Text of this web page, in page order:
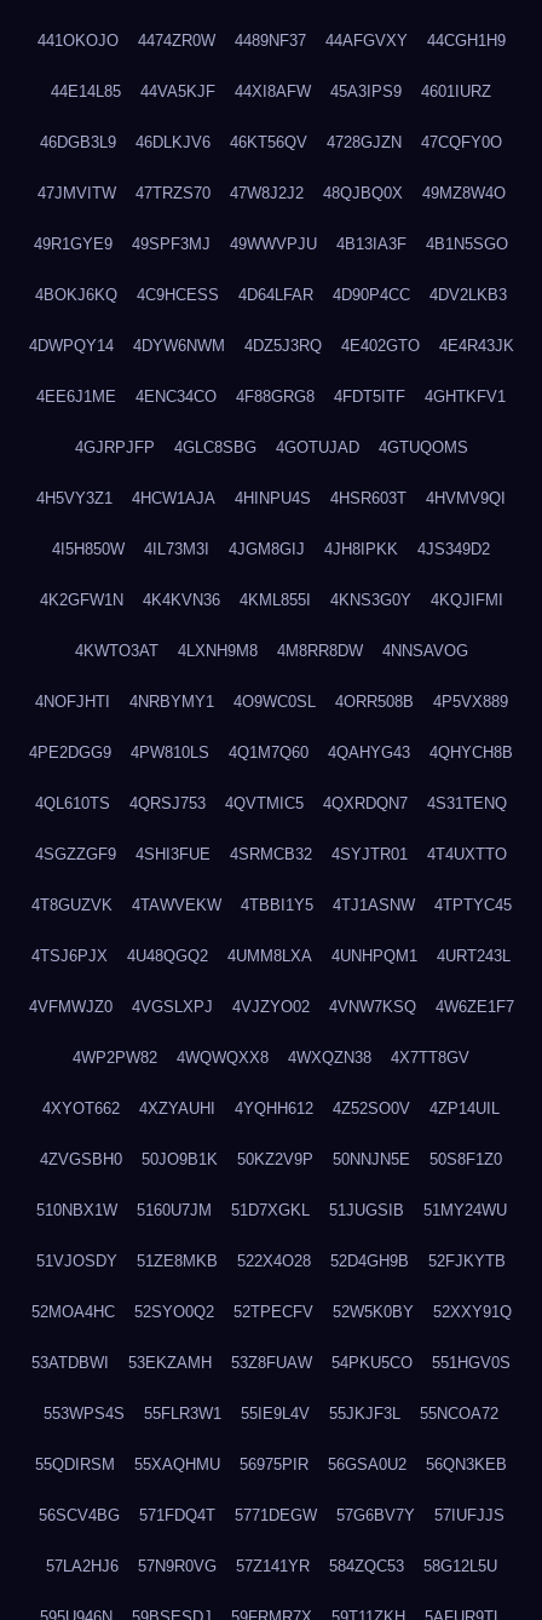
441OKOJO 4474ZR0W 4489NF37 44AFGVXY 44CGH1H9
44E14L85 44VA5KJF 44XI8AFW 45A3IPS9 4601IURZ
46DGB3L9 46DLKJV6 46KT56QV 4728GJZN 47CQFY0O
47JMVITW 47TRZS70 47W8J2J2 48QJBQ0X 49MZ8W4O
49R1GYE9 49SPF3MJ 49WWVPJU 4B13IA3F 4B1N5SGO
4BOKJ6KQ 4C9HCESS 4D64LFAR 4D90P4CC 4DV2LKB3
4DWPQY14 4DYW6NWM 4DZ5J3RQ 4E402GTO 4E4R43JK
4EE6J1ME 4ENC34CO 4F88GRG8 4FDT5ITF 4GHTKFV1
4GJRPJFP 4GLC8SBG 4GOTUJAD 4GTUQOMS
4H5VY3Z1 4HCW1AJA 4HINPU4S 4HSR603T 4HVMV9QI
4I5H850W 4IL73M3I 4JGM8GIJ 4JH8IPKK 4JS349D2
4K2GFW1N 4K4KVN36 4KML855I 4KNS3G0Y 4KQJIFMI
4KWTO3AT 4LXNH9M8 4M8RR8DW 4NNSAVOG
4NOFJHTI 4NRBYMY1 4O9WC0SL 4ORR508B 4P5VX889
4PE2DGG9 4PW810LS 4Q1M7Q60 4QAHYG43 4QHYCH8B
4QL610TS 4QRSJ753 4QVTMIC5 4QXRDQN7 4S31TENQ
4SGZZGF9 4SHI3FUE 4SRMCB32 4SYJTR01 4T4UXTTO
4T8GUZVK 4TAWVEKW 4TBBI1Y5 4TJ1ASNW 4TPTYC45
4TSJ6PJX 4U48QGQ2 4UMM8LXA 4UNHPQM1 4URT243L
4VFMWJZ0 4VGSLXPJ 4VJZYO02 4VNW7KSQ 4W6ZE1F7
4WP2PW82 4WQWQXX8 4WXQZN38 4X7TT8GV
4XYOT662 4XZYAUHI 4YQHH612 4Z52SO0V 4ZP14UIL
4ZVGSBH0 50JO9B1K 50KZ2V9P 50NNJN5E 50S8F1Z0
510NBX1W 5160U7JM 51D7XGKL 51JUGSIB 51MY24WU
51VJOSDY 51ZE8MKB 522X4O28 52D4GH9B 52FJKYTB
52MOA4HC 52SYO0Q2 52TPECFV 52W5K0BY 52XXY91Q
53ATDBWI 53EKZAMH 53Z8FUAW 54PKU5CO 551HGV0S
553WPS4S 55FLR3W1 55IE9L4V 55JKJF3L 55NCOA72
55QDIRSM 55XAQHMU 56975PIR 56GSA0U2 56QN3KEB
56SCV4BG 571FDQ4T 5771DEGW 57G6BV7Y 57IUFJJS
57LA2HJ6 57N9R0VG 57Z141YR 584ZQC53 58G12L5U